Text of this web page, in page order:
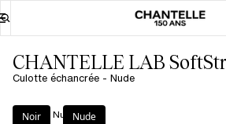
CHANTELLE LAB
Culotte échancrée - Nude
Couleur Nude
Noir Nude